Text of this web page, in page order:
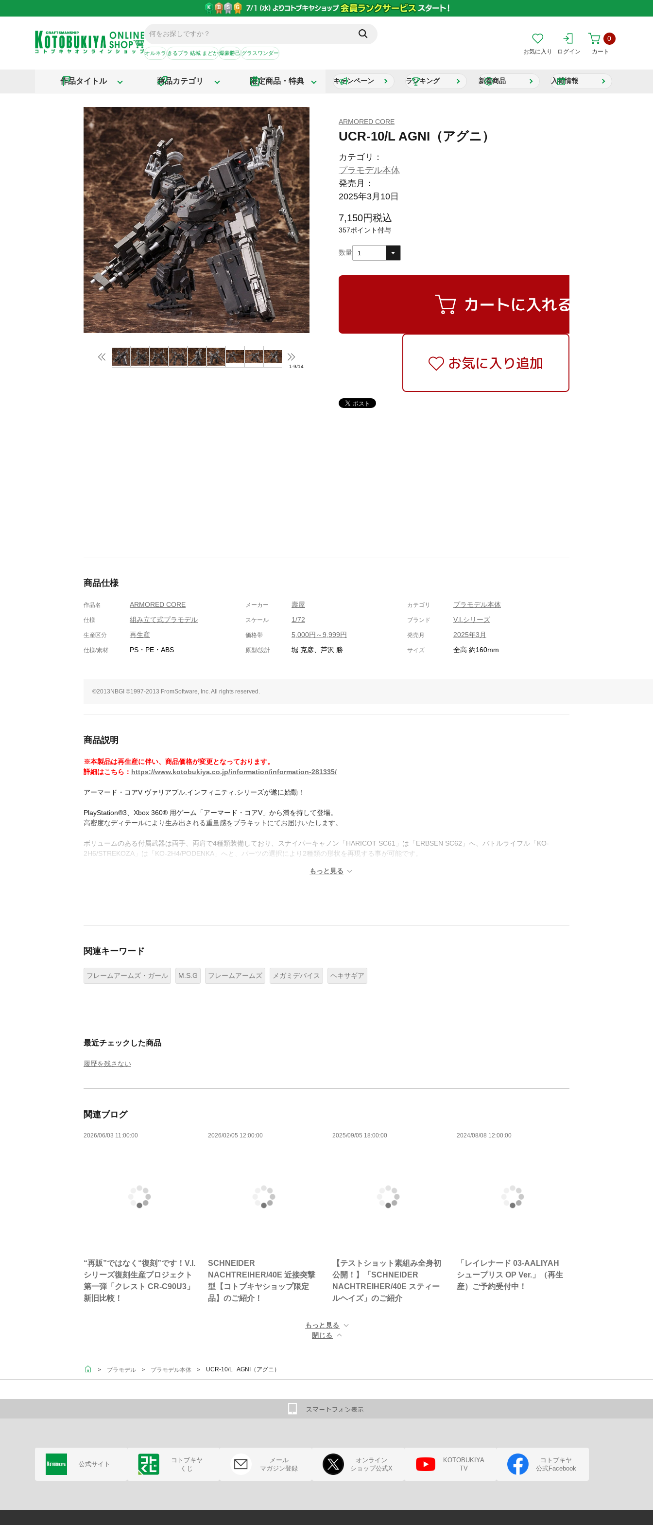
オルネラきるプラ 結城 まどか爆豪勝己グラスワンダー お気に入り ログイン カート
0
作品タイトル 商品カテゴリ 限定商品・特典 キャンペーン ランキング 新着商品 入荷情報
1-9/14
ARMORED CORE
UCR-10/L AGNI（アグニ）
カテゴリ：
プラモデル本体
発売月：
2025年3月10日
7,150円税込
357ポイント付与
数量 1
商品仕様
作品名 ARMORED CORE メーカー 壽屋 カテゴリ プラモデル本体
仕様 組み立て式プラモデル スケール 1/72 ブランド V.I.シリーズ
生産区分 再生産 価格帯 5,000円～9,999円 発売月 2025年3月
仕様/素材 PS・PE・ABS 原型/設計 堀 克彦、芦沢 勝 サイズ 全高 約160mm
©2013NBGI ©1997-2013 FromSoftware, Inc. All rights reserved.
商品説明
※本製品は再生産に伴い、商品価格が変更となっております。
詳細はこちら： https://www.kotobukiya.co.jp/information/information-281335/
アーマード・コアV ヴァリアブル.インフィニティ.シリーズが遂に始動！
PlayStation®3、Xbox 360® 用ゲーム「アーマード・コアV」から満を持して登場。
高密度なディテールにより生み出される重量感をプラキットにてお届けいたします。
ボリュームのある付属武器は両手、両肩で4種類装備しており、スナイパーキャノン「HARICOT SC61」は「ERBSEN SC62」へ、バトルライフル「KO-
2H6/STREKOZA」は「KO-2H4/PODENKA」へと、パーツの選択により2種類の形状を再現する事が可能です。
関連キーワード
フレームアームズ・ガール M.S.G フレームアームズ メガミデバイス ヘキサギア
最近チェックした商品
履歴を残さない
関連ブログ
2026/06/03 11:00:00
“再販”ではなく“復刻”です！V.I.
シリーズ復刻生産プロジェクト
第一弾「クレスト CR-C90U3」
新旧比較！
2026/02/05 12:00:00
SCHNEIDER
NACHTREIHER/40E 近接突撃
型【コトブキヤショップ限定
品】のご紹介！
2025/09/05 18:00:00
【テストショット素組み全身初
公開！】「SCHNEIDER
NACHTREIHER/40E スティー
ルヘイズ」のご紹介
2024/08/08 12:00:00
「レイレナード 03-AALIYAH
シュープリス OP Ver.」（再生
産）ご予約受付中！
もっと見る ▼
閉じる ▲
＞ プラモデル ＞ プラモデル本体 ＞ UCR-10/L AGNI（アグニ）
公式サイト
コトブキヤ
くじ
メール
マガジン登録
オンライン
ショップ公式X
KOTOBUKIYA
TV
コトブキヤ
公式Facebook